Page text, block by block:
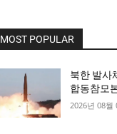
MOST POPULAR
북한 발사
합동참모
2026년 08월